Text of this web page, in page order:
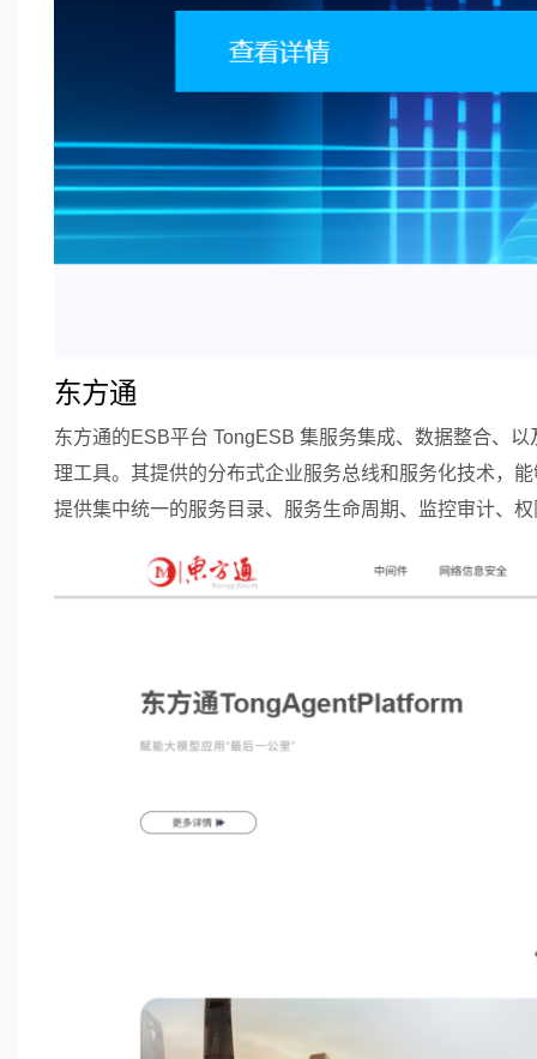
东方通
东方通的ESB平台 TongESB 集服务集成、数据整合、
理工具。其提供的分布式企业服务总线和服务化技术，
提供集中统一的服务目录、服务生命周期、监控审计、